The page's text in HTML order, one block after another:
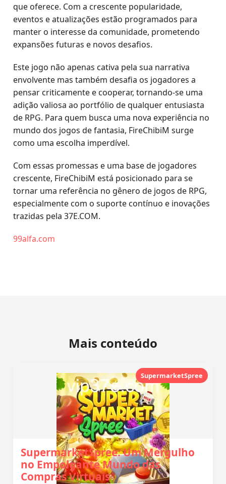
que oferece. Com a crescente popularidade,
eventos e atualizações estão programados para
manter o interesse da comunidade, prometendo
expansões futuras e novos desafios.
Este jogo não apenas cativa pela sua narrativa
envolvente mas também desafia os jogadores a
pensar criticamente e cooperar, tornando-se uma
adição valiosa ao portfólio de qualquer entusiasta
de RPG. Para quem busca uma nova experiência no
mundo dos jogos de fantasia, FireChibiM surge
como uma escolha imperdível.
Com essas promessas e uma base de jogadores
crescente, FireChibiM está posicionado para se
tornar uma referência no gênero de jogos de RPG,
especialmente com o suporte contínuo e inovações
trazidas pela 37E.COM.
99alfa.com
Mais conteúdo
SupermarketSpree
SupermarketSpree: Um Mergulho
no Empolgante Mundo das
Compras Virtuais